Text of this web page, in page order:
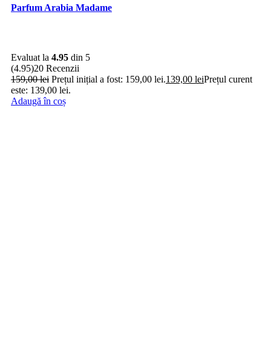
Parfum Arabia Madame
Evaluat la 4.95 din 5
(4.95)20 Recenzii
159,00lei Prețul inițial a fost: 159,00 lei.139,00 leiPrețul curent
este: 139,00 lei.
Adaugă în coș